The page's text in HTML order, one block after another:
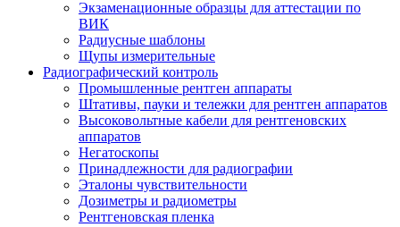
Экзаменационные образцы для аттестации по
ВИК
Радиусные шаблоны
Щупы измерительные
Радиографический контроль
Промышленные рентген аппараты
Штативы, пауки и тележки для рентген аппаратов
Высоковольтные кабели для рентгеновских
аппаратов
Негатоскопы
Принадлежности для радиографии
Эталоны чувствительности
Дозиметры и радиометры
Рентгеновская пленка